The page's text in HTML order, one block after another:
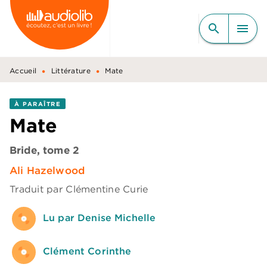
MENU RECHERCHE
CONTENU
PIED DE PAGE
search menu
Accueil • Littérature • Mate
À PARAÎTRE
Mate
Bride, tome 2
Ali Hazelwood
Traduit par Clémentine Curie
Lu par Denise Michelle
Clément Corinthe